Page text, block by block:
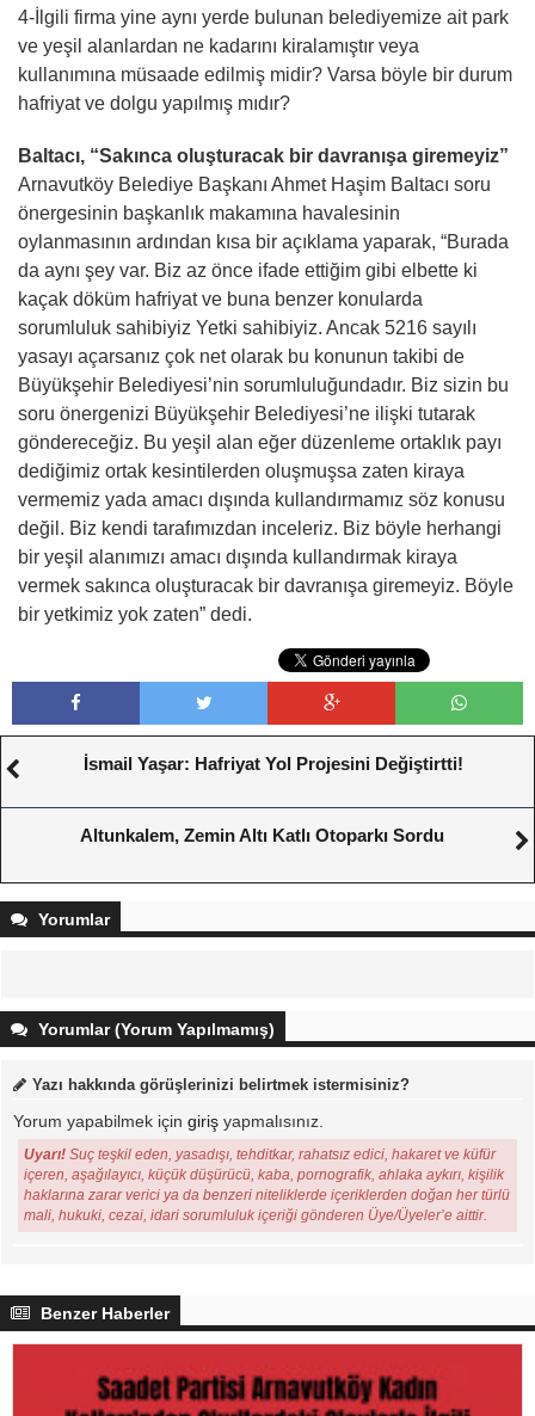
4-İlgili firma yine aynı yerde bulunan belediyemize ait park
ve yeşil alanlardan ne kadarını kiralamıştır veya
kullanımına müsaade edilmiş midir? Varsa böyle bir durum
hafriyat ve dolgu yapılmış mıdır?
Baltacı, “Sakınca oluşturacak bir davranışa giremeyiz”
Arnavutköy Belediye Başkanı Ahmet Haşim Baltacı soru
önergesinin başkanlık makamına havalesinin
oylanmasının ardından kısa bir açıklama yaparak, “Burada
da aynı şey var. Biz az önce ifade ettiğim gibi elbette ki
kaçak döküm hafriyat ve buna benzer konularda
sorumluluk sahibiyiz Yetki sahibiyiz. Ancak 5216 sayılı
yasayı açarsanız çok net olarak bu konunun takibi de
Büyükşehir Belediyesi’nin sorumluluğundadır. Biz sizin bu
soru önergenizi Büyükşehir Belediyesi’ne ilişki tutarak
göndereceğiz. Bu yeşil alan eğer düzenleme ortaklık payı
dediğimiz ortak kesintilerden oluşmuşsa zaten kiraya
vermemiz yada amacı dışında kullandırmamız söz konusu
değil. Biz kendi tarafımızdan inceleriz. Biz böyle herhangi
bir yeşil alanımızı amacı dışında kullandırmak kiraya
vermek sakınca oluşturacak bir davranışa giremeyiz. Böyle
bir yetkimiz yok zaten” dedi.
İsmail Yaşar: Hafriyat Yol Projesini Değiştirtti!
Altunkalem, Zemin Altı Katlı Otoparkı Sordu
Yorumlar
Yorumlar (Yorum Yapılmamış)
Yazı hakkında görüşlerinizi belirtmek istermisiniz?
Yorum yapabilmek için giriş yapmalısınız.
Uyarı! Suç teşkil eden, yasadışı, tehditkar, rahatsız edici, hakaret ve küfür
içeren, aşağılayıcı, küçük düşürücü, kaba, pornografik, ahlaka aykırı, kişilik
haklarına zarar verici ya da benzeri niteliklerde içeriklerden doğan her türlü
mali, hukuki, cezai, idari sorumluluk içeriği gönderen Üye/Üyeler’e aittir.
Benzer Haberler